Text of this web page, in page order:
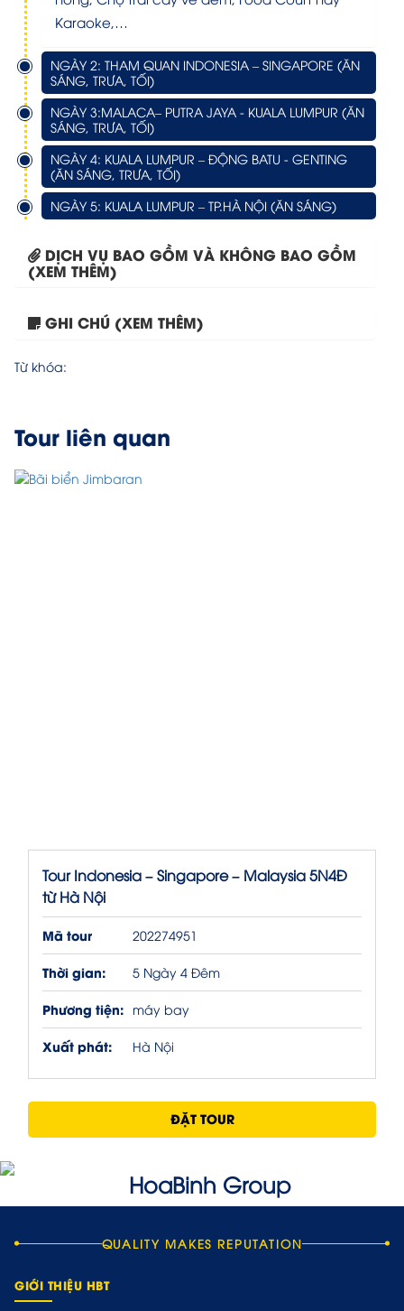
Karaoke,…
NGÀY 2: THAM QUAN INDONESIA – SINGAPORE (ĂN
SÁNG, TRƯA, TỐI)
NGÀY 3:MALACA– PUTRA JAYA - KUALA LUMPUR (ĂN
SÁNG, TRƯA, TỐI)
NGÀY 4: KUALA LUMPUR – ĐỘNG BATU - GENTING
(ĂN SÁNG, TRƯA, TỐI)
NGÀY 5: KUALA LUMPUR – TP.HÀ NỘI (ĂN SÁNG)
DỊCH VỤ BAO GỒM VÀ KHÔNG BAO GỒM
(XEM THÊM)
GHI CHÚ (XEM THÊM)
Từ khóa:
Tour liên quan
Tour Bali 4 ngày 3...
Tour Indonesia – Singapore – Malaysia 5N4Đ
từ Hà Nội
Mã tour 202274951
Thời gian: 5 Ngày 4 Đêm
Phương tiện: máy bay
Xuất phát: Hà Nội
ĐẶT TOUR
QUALITY MAKES REPUTATION
GIỚI THIỆU HBT